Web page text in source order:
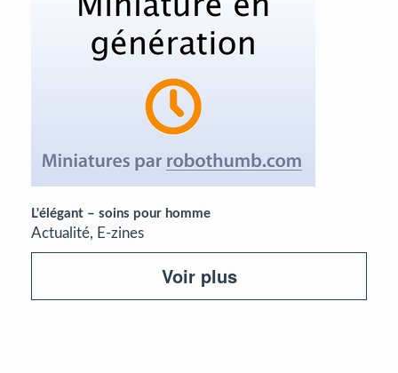
L'élégant – soins pour homme
Actualité, E-zines
Voir plus